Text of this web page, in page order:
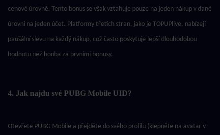
cenové úrovně. Tento bonus se však vztahuje pouze na jeden nákup v dané
úrovni na jeden účet. Platformy třetích stran, jako je TOPUPlive, nabízejí
paušální slevu na každý nákup, což často poskytuje lepší dlouhodobou
hodnotu než honba za prvními bonusy.
4. Jak najdu své PUBG Mobile UID?
Otevřete PUBG Mobile a přejděte do svého profilu (klepněte na avatar v